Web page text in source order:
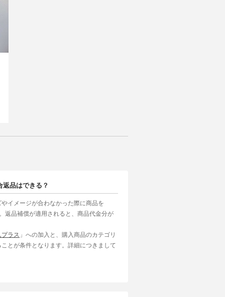
品はできる？
イメージが合わなかった際に商品を
返品補償が適用されると、商品代金分が
ラス 」への加入と、購入商品のカテゴリ
とが条件となります。詳細につきまして